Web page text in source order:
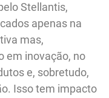
Stellantis,
apenas na
mas,
em inovação, no
e, sobretudo,
Isso tem impacto